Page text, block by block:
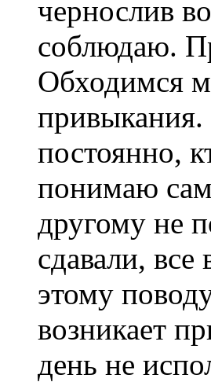
чернослив
соблюдаю.
Обходимся
привыкания.
постоянно,
понимаю
другому не
сдавали,
этому
возникает
день не